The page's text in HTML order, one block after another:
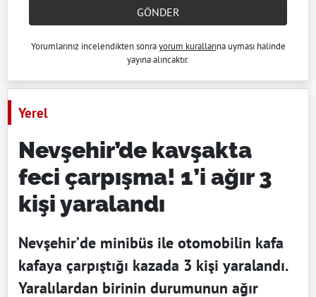
GÖNDER
Yorumlarınız incelendikten sonrayorum kurallarına uyması halinde
yayına alıncaktır.
Yerel
Nevşehir’de kavşakta
feci çarpışma! 1’i ağır 3
kişi yaralandı
Nevşehir’de minibüs ile otomobilin kafa
kafaya çarpıştığı kazada 3 kişi yaralandı.
Yaralılardan birinin durumunun ağır